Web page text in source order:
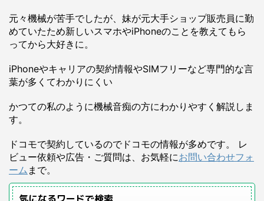
元々機械が苦手でしたが、妹が元大手ショップ販売員に勤
めていたため新しいスマホやiPhoneのことを教えてもら
ってから大好きに。
iPhoneやキャリアの契約情報やSIMフリーなど専門的な言
葉が多くてわかりにくい
かつての私のように機械音痴の方にわかりやすく解説しま
す。
ドコモで契約しているのでドコモの情報が多めです。 レ
ビュー依頼や広告・ご質問は、お気軽にお問い合わせフォ
ーム まで。